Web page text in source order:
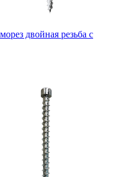
двойная резьба с